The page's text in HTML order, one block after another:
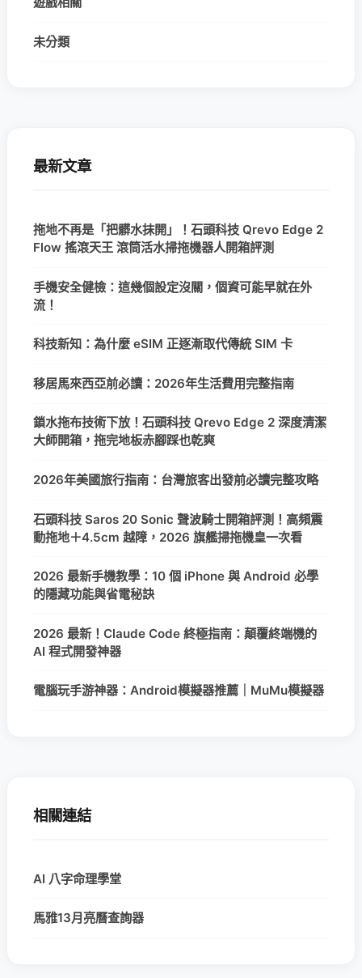
未分類
最新文章
拖地不再是「把髒水抹開」！石頭科技 Qrevo Edge 2
Flow 搖滾天王 滾筒活水掃拖機器人開箱評測
手機安全健檢：這幾個設定沒關，個資可能早就在外
流！
科技新知：為什麼 eSIM 正逐漸取代傳統 SIM 卡
移居馬來西亞前必讀：2026年生活費用完整指南
鎖水拖布技術下放！石頭科技 Qrevo Edge 2 深度清潔
大師開箱，拖完地板赤腳踩也乾爽
2026年美國旅行指南：台灣旅客出發前必讀完整攻略
石頭科技 Saros 20 Sonic 聲波騎士開箱評測！高頻震
動拖地＋4.5cm 越障，2026 旗艦掃拖機皇一次看
2026 最新手機教學：10 個 iPhone 與 Android 必學
的隱藏功能與省電秘訣
2026 最新！Claude Code 終極指南：顛覆終端機的
AI 程式開發神器
電腦玩手游神器：Android模擬器推薦｜MuMu模擬器
相關連結
AI 八字命理學堂
馬雅13月亮曆查詢器